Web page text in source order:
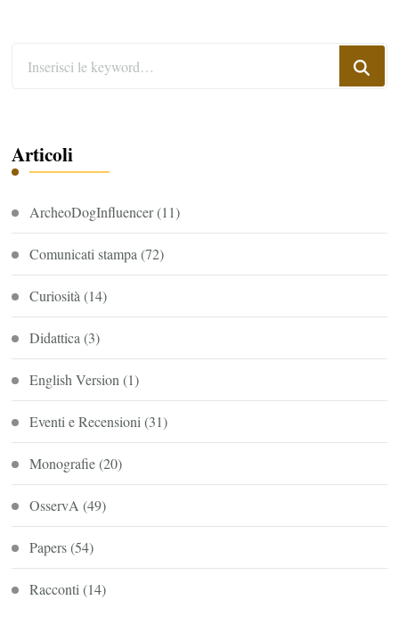
Articoli
ArcheoDogInfluencer(11)
Comunicati stampa (72)
Curiosità (14)
Didattica (3)
English Version (1)
Eventi e Recensioni (31)
Monografie(20)
OsservA (49)
Papers(54)
Racconti (14)